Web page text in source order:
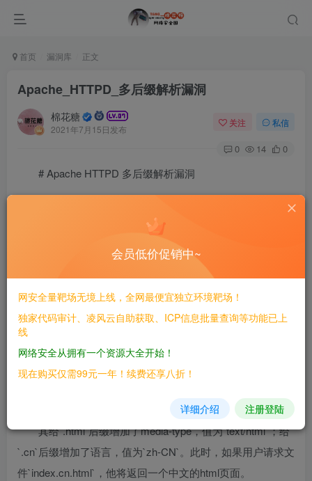
首页 漏洞库 正文
Apache_HTTPD_多后缀解析漏洞
棉花糖
2021年7月15日发布
关注 私信
0 14 0
# Apache HTTPD 多后缀解析漏洞
Apache HTTPD
支持一个文件拥有多个后缀，并为不同后缀执行不同的指
令。比如，如下配置文件：
AddType text/html .html
其给`.html`后缀增加了media-type，值为`text/html`；给
`.cn`后缀增加了语言，值为`zh-CN`。此时，如果用户请求文
件`index.cn.html`，他将返回一个中文的html页面。
会员低价促销中~
网安全量靶场无境上线，全网最便宜独立环境靶场！
独家代码审计、凌风云自助获取、ICP信息批量查询等功能已上
线
网络安全从拥有一个资源大全开始！
现在购买仅需99元一年！续费还享八折！
详细介绍 注册登陆